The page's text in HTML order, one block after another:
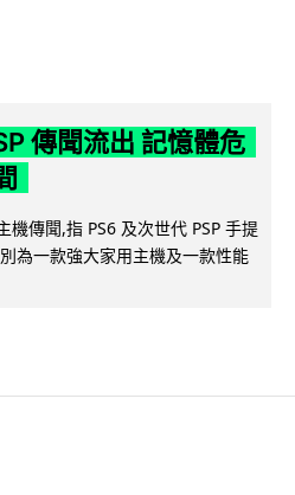
傳聞流出 記憶體危
傳聞,指 PS6 及次世代 PSP 手提
為一款強大家用主機及一款性能